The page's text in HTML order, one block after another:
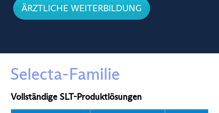
ÄRZTLICHE WEITERBILDUNG
Selecta-Familie
Vollständige SLT-Produktlösungen